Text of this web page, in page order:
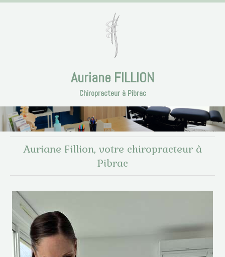
Auriane FILLION
Chiropracteur à Pibrac
Auriane Fillion, votre chiropracteur à
Pibrac